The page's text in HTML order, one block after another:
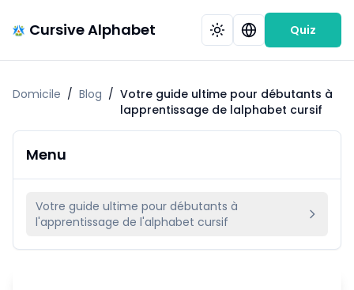
Cursive Alphabet Quiz
Domicile / Blog / Votre guide ultime pour débutants à
lapprentissage de lalphabet cursif
Menu
Votre guide ultime pour débutants à
l'apprentissage de l'alphabet cursif